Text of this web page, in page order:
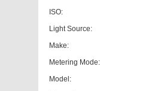
ISO:
Light Source:
Make:
Metering Mode:
Model: